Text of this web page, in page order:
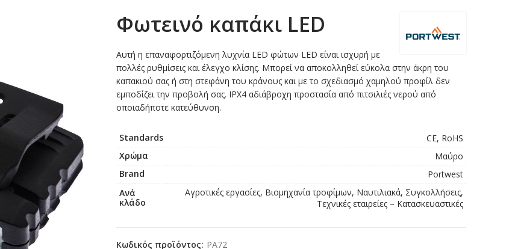
Φωτεινό καπάκι LED
Αυτή η επαναφορτιζόμενη λυχνία LED φώτων LED είναι ισχυρή με
πολλές ρυθμίσεις και έλεγχο κλίσης. Μπορεί να αποκολληθεί εύκολα στην άκρη του
καπακιού σας ή στη στεφάνη του κράνους και με το σχεδιασμό χαμηλού προφίλ δεν
εμποδίζει την προβολή σας. IPX4 αδιάβροχη προστασία από πιτσιλιές νερού από
οποιαδήποτε κατεύθυνση.
Standards
CE, RoHS
Χρώμα
Μαύρο
Brand
Portwest
Ανά
κλάδο
Αγροτικές εργασίες, Βιομηχανία τροφίμων, Ναυτιλιακά, Συγκολλήσεις,
Τεχνικές εταιρείες – Κατασκευαστικές
Κωδικός προϊόντος: PA72